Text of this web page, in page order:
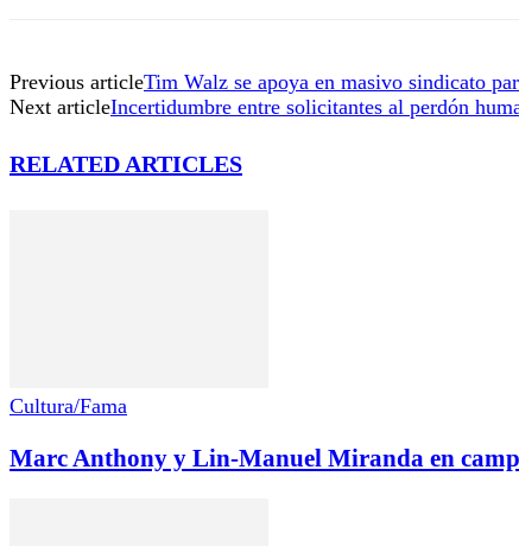
Previous articleTim Walz se apoya en masivo sindicato
Next articleIncertidumbre entre solicitantes al perdón
RELATED ARTICLES
Cultura/Fama
Marc Anthony y Lin-Manuel Miranda en